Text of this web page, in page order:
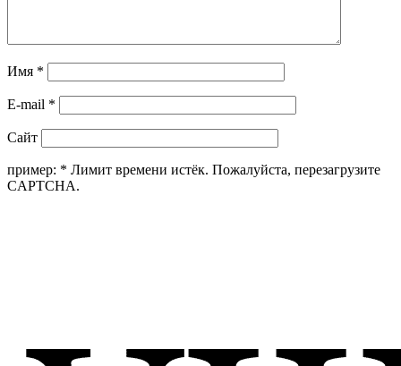
Имя *
E-mail *
Сайт
пример: * Лимит времени истёк. Пожалуйста, перезагрузите
CAPTCHA.